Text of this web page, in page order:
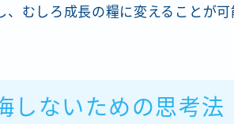
、むしろ成長の糧に変えることが可
しないための思考法